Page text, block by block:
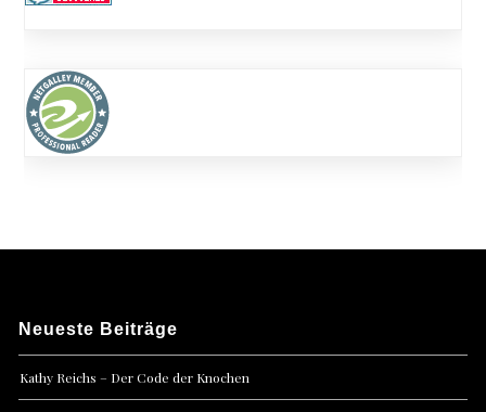
Neueste Beiträge
Kathy Reichs – Der Code der Knochen